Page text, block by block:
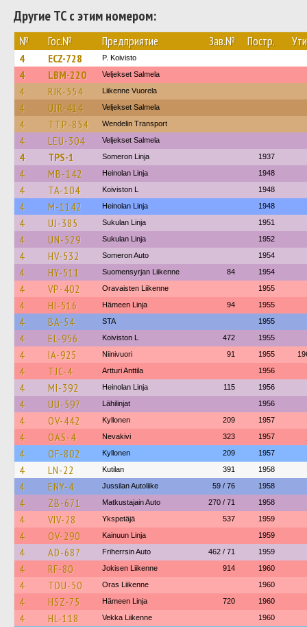
Другие ТС с этим номером:
№ Гос.№ Предприятие Зав.№ Постр.
4 ECZ-728 P. Koivisto
4 LBM-220 Veljekset Salmela
4 RJK-554 Liikenne Vuorela
4 UJR-414 Veljekset Salmela
4 TTP-854 Wendelin Transport
4 LEU-304 Veljekset Salmela
4 TPS-1 Someron Linja 1937
4 MB-142 Heinolan Linja 1948
4 TA-104 Koiviston L 1948
4 M-1142 Heinolan Linja 1948
4 UJ-385 Sukulan Linja 1951
4 UN-529 Sukulan Linja 1952
4 HV-532 Someron Auto 1954
4 HY-511 Suomensyrjan Liikenne 84 1954
4 VP-402 Oravaisten Liikenne 1955
4 HI-516 Hämeen Linja 94 1955
4 BA-54 STA 1955
4 EL-956 Koiviston L 472 1955
4 IA-925 Niinivuori 91 1955
4 TJC-4 Artturi Anttila 1956
4 MI-392 Heinolan Linja 115 1956
4 UU-597 Lähilinjat 1956
4 OV-442 Kyllonen 209 1957
4 OAS-4 Nevakivi 323 1957
4 OF-802 Kyllonen 209 1957
4 LN-22 Kutilan 391 1958
4 ENY-4 Jussilan Autoliike 59 / 76 1958
4 ZB-671 Matkustajain Auto 270 / 71 1958
4 VIV-28 Ykspetäjä 537 1959
4 OV-290 Kainuun Linja 1959
4 AD-687 Friherrsin Auto 462 / 71 1959
4 RF-80 Jokisen Liikenne 914 1960
4 TDU-50 Oras Liikenne 1960
4 HSZ-75 Hämeen Linja 720 1960
4 HL-118 Vekka Liikenne 1960